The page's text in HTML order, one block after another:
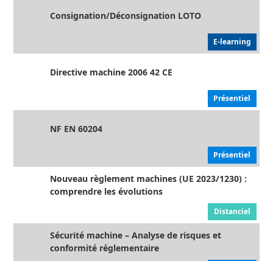
Consignation/Déconsignation LOTO
E-learning
Directive machine 2006 42 CE
Présentiel
NF EN 60204
Présentiel
Nouveau règlement machines (UE 2023/1230) :
comprendre les évolutions
Distanciel
Sécurité machine – Analyse de risques et
conformité réglementaire